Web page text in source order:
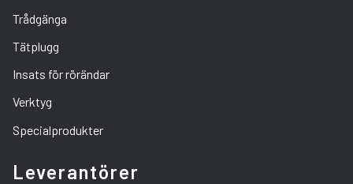
Trådgänga
Tätplugg
Insats för rörändar
Verktyg
Specialprodukter
Leverantörer